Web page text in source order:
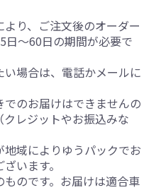
り、ご注文後のオーダー
日～60日の期間が必要で
場合は、電話かメールに
のお届けはできませんの
レジットやお振込みな
域によりゆうパックでお
います。
ものです。お届けは適合車